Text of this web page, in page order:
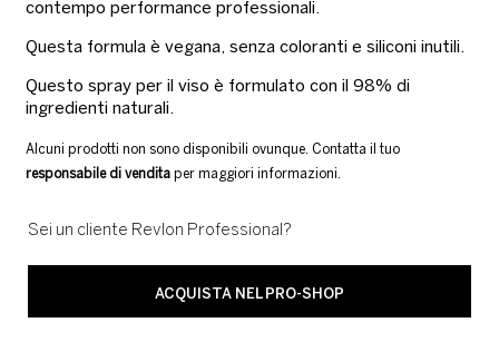
contempo performance professionali.
Questa formula è vegana, senza coloranti e siliconi inutili.
Questo spray per il viso è formulato con il 98% di
ingredienti naturali.
Alcuni prodotti non sono disponibili ovunque. Contatta il tuo
responsabile di vendita per maggiori informazioni.
Sei un cliente Revlon Professional?
ACQUISTA NEL PRO-SHOP